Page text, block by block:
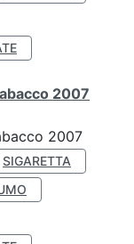
2007
2007
SIGARETTA